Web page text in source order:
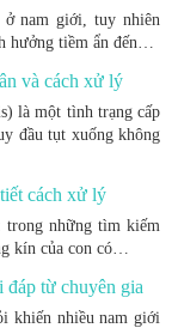
nam giới, tuy nhiên
hưởng tiềm ẩn đến…
và cách xử lý
là một tình trạng cấp
đầu tụt xuống không
cách xử lý
trong những tìm kiếm
kín của con có…
từ chuyên gia
khiến nhiều nam giới